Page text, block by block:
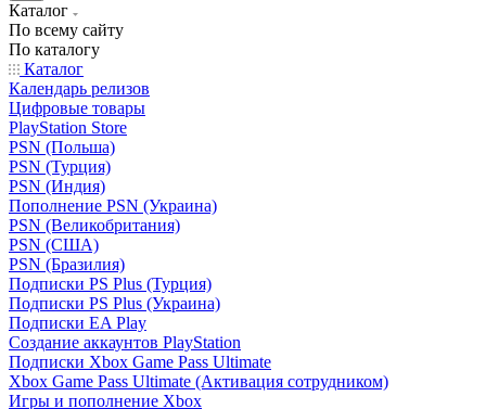
Каталог
По всему сайту
По каталогу
Каталог
Календарь релизов
Цифровые товары
PlayStation Store
PSN (Польша)
PSN (Турция)
PSN (Индия)
Пополнение PSN (Украина)
PSN (Великобритания)
PSN (США)
PSN (Бразилия)
Подписки PS Plus (Турция)
Подписки PS Plus (Украина)
Подписки EA Play
Создание аккаунтов PlayStation
Подписки Xbox Game Pass Ultimate
Xbox Game Pass Ultimate (Активация сотрудником)
Игры и пополнение Xbox